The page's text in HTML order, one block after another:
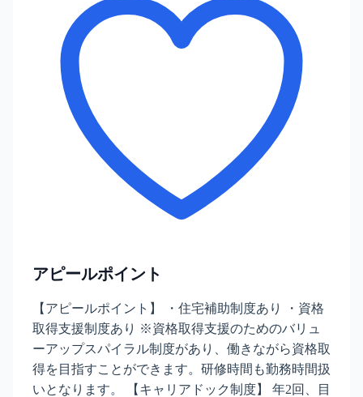
アピールポイント
【アピールポイント】 ・住宅補助制度あり ・資格
取得支援制度あり ※資格取得支援のためのバリュ
ーアップスパイラル制度があり、働きながら資格取
得を目指すことができます。研修時間も勤務時間扱
いとなります。 【キャリアドック制度】 年2回、目